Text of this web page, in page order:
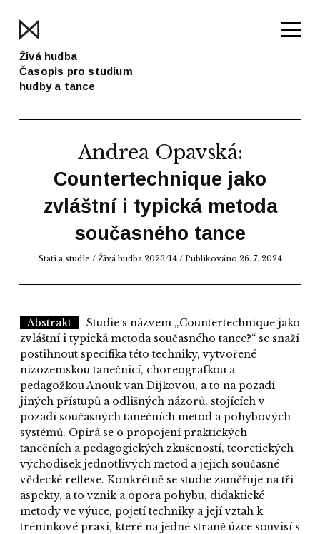
Živá hudba
Časopis pro studium
hudby a tance
Andrea Opavská:
Countertechnique jako
zvláštní i typická metoda
současného tance
Stati a studie / Živá hudba 2023/14/ Publikováno 26. 7. 2024
Abstrakt
Studie s názvem „Countertechnique jako
zvláštní i typická metoda současného tance?“ se snaží
postihnout specifika této techniky, vytvořené
nizozemskou tanečnicí, choreografkou a
pedagožkou Anouk van Dijkovou, a to na pozadí
jiných přístupů a odlišných názorů, stojících v
pozadí současných tanečních metod a pohybových
systémů. Opírá se o propojení praktických
tanečních a pedagogických zkušeností, teoretických
východisek jednotlivých metod a jejich současné
vědecké reflexe. Konkrétně se studie zaměřuje na tři
aspekty, a to vznik a opora pohybu, didaktické
metody ve výuce, pojetí techniky a její vztah k
tréninkové praxi, které na jedné straně úzce souvisí s